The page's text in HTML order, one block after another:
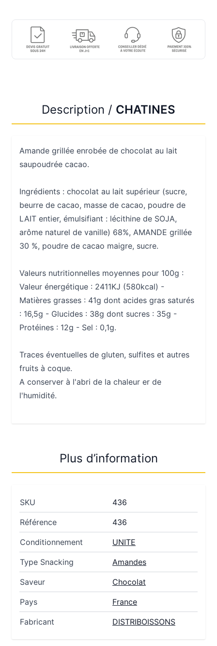
Description / CHATINES
Amande grillée enrobée de chocolat au lait
saupoudrée cacao.
Ingrédients : chocolat au lait supérieur (sucre,
beurre de cacao, masse de cacao, poudre de
LAIT entier, émulsifiant : lécithine de SOJA,
arôme naturel de vanille) 68%, AMANDE grillée
30 %, poudre de cacao maigre, sucre.
Valeurs nutritionnelles moyennes pour 100g :
Valeur énergétique : 2411KJ (580kcal) -
Matières grasses : 41g dont acides gras saturés
: 16,5g - Glucides : 38g dont sucres : 35g -
Protéines : 12g - Sel : 0,1g.
Traces éventuelles de gluten, sulfites et autres
fruits à coque.
A conserver à l'abri de la chaleur er de
l'humidité.
Plus d’information
SKU 436
Référence 436
Conditionnement UNITE
Type Snacking Amandes
Saveur Chocolat
Pays France
Fabricant DISTRIBOISSONS